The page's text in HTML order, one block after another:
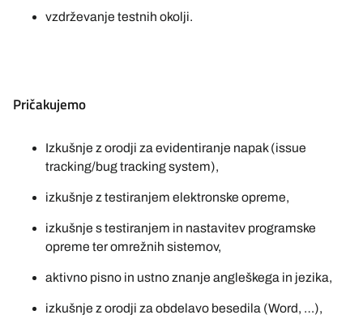
vzdrževanje testnih okolji.
Pričakujemo
Izkušnje z orodji za evidentiranje napak (issue
tracking/bug tracking system),
izkušnje z testiranjem elektronske opreme,
izkušnje s testiranjem in nastavitev programske
opreme ter omrežnih sistemov,
aktivno pisno in ustno znanje angleškega in jezika,
izkušnje z orodji za obdelavo besedila (Word, …),